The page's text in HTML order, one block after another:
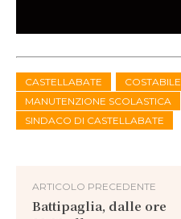
CASTELLABATE COSTABILE
MANUTENZIONE SCOLASTICA
SINDACO DI CASTELLABATE
ARTICOLO PRECEDENTE
Battipaglia, dalle ore